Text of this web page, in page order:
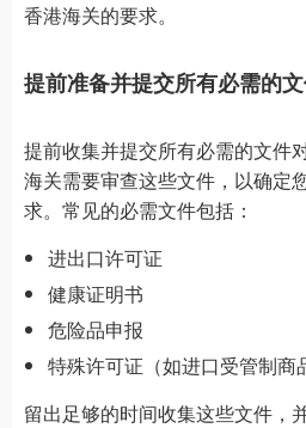
香港海关的要求。
提前准备并提交所有必需的
提前收集并提交所有必需的文件
海关需要审查这些文件，以确定
求。常见的必需文件包括：
进出口许可证
健康证明书
危险品申报
特殊许可证（如进口受管制商
留出足够的时间收集这些文件，